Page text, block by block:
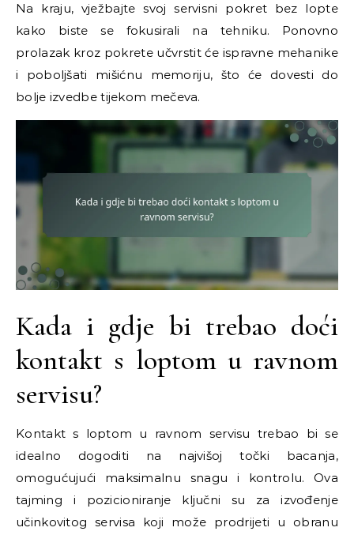
Na kraju, vježbajte svoj servisni pokret bez lopte
kako biste se fokusirali na tehniku. Ponovno
prolazak kroz pokrete učvrstit će ispravne mehanike
i poboljšati mišićnu memoriju, što će dovesti do
bolje izvedbe tijekom mečeva.
Kada i gdje bi trebao doći
kontakt s loptom u ravnom
servisu?
Kontakt s loptom u ravnom servisu trebao bi se
idealno dogoditi na najvišoj točki bacanja,
omogućujući maksimalnu snagu i kontrolu. Ova
tajming i pozicioniranje ključni su za izvođenje
učinkovitog servisa koji može prodrijeti u obranu